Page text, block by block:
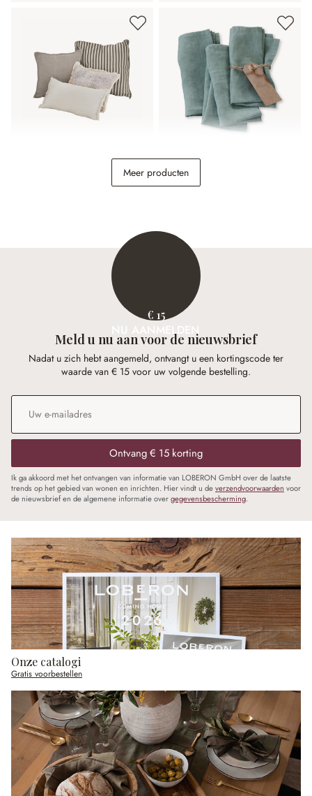
Servet set van 4 Ghis
Meer producten
€ 15
NU AANMELDEN
Meld u nu aan voor de nieuwsbrief
Nadat u zich hebt aangemeld, ontvangt u een kortingscode ter
waarde van € 15 voor uw volgende bestelling.
E-mailadres
Ontvang € 15 korting
Ik ga akkoord met het ontvangen van informatie van LOBERON GmbH over de laatste
trends op het gebied van wonen en inrichten. Hier vindt u deverzendvoorwaarden voor
de nieuwsbrief en de algemene informatie overgegevensbescherming.
Onze catalogi
Gratis voorbestellen